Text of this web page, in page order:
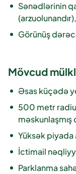
Sənədlərinin
Görünüş
Mövcud
Əsas küçədə
500 metr
məskunlaşmış
Yüksək piyada
İctimail
Parklanma